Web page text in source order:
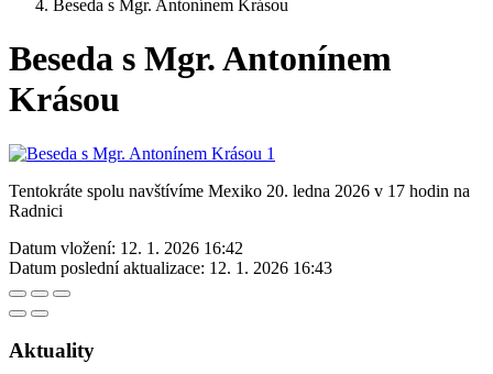
Beseda s Mgr. Antonínem Krásou
Beseda s Mgr. Antonínem
Krásou
Tentokráte spolu navštívíme Mexiko 20. ledna 2026 v 17 hodin na
Radnici
Datum vložení: 12. 1. 2026 16:42
Datum poslední aktualizace: 12. 1. 2026 16:43
Aktuality